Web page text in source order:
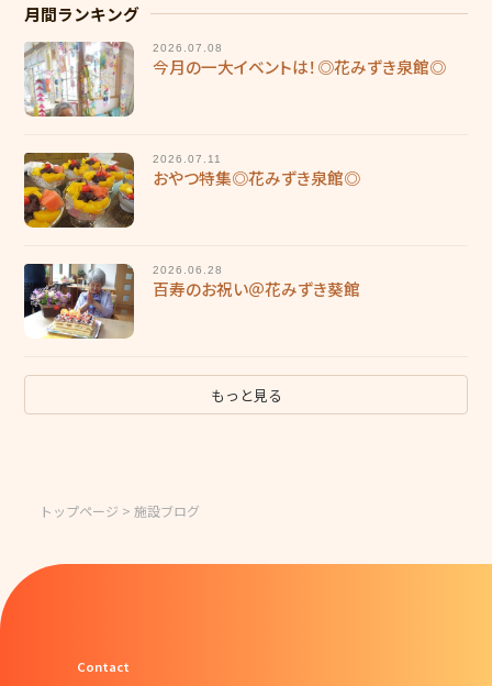
月間ランキング
2026.07.08
今月の一大イベントは！◎花みずき泉館◎
2026.07.11
おやつ特集◎花みずき泉館◎
2026.06.28
百寿のお祝い＠花みずき葵館
もっと見る
トップページ > 施設ブログ